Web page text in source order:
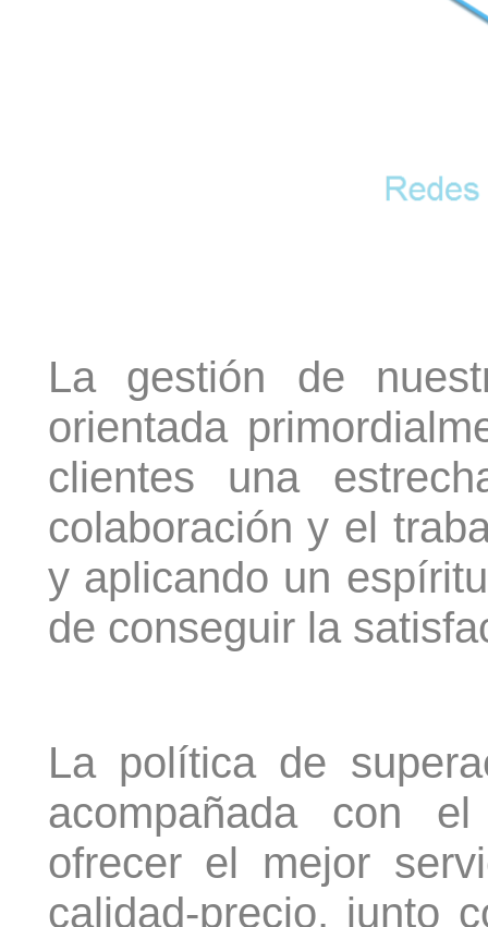
La gestión de
orientada
clientes una
colaboración y el
y aplicando un
de conseguir la
La política de
acompañada con
ofrecer el mejor
calidad-precio, junto